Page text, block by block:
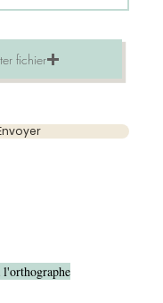
fichier
l'orthographe